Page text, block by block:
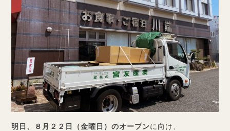
明日、８月２２日（金曜日）のオープンに向け、